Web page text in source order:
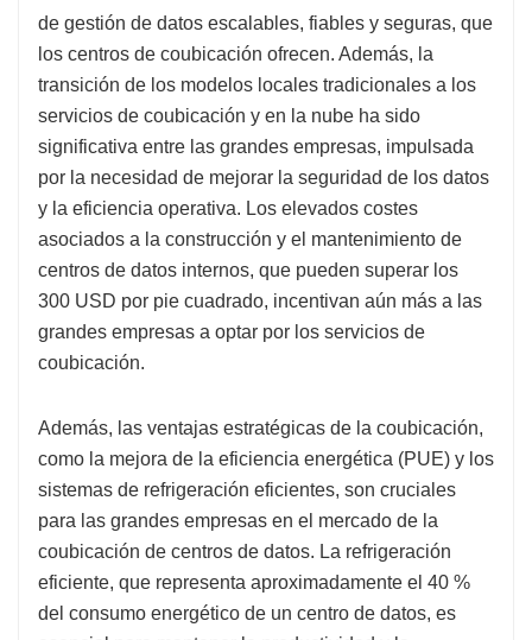
de gestión de datos escalables, fiables y seguras, que
los centros de coubicación ofrecen. Además, la
transición de los modelos locales tradicionales a los
servicios de coubicación y en la nube ha sido
significativa entre las grandes empresas, impulsada
por la necesidad de mejorar la seguridad de los datos
y la eficiencia operativa. Los elevados costes
asociados a la construcción y el mantenimiento de
centros de datos internos, que pueden superar los
300 USD por pie cuadrado, incentivan aún más a las
grandes empresas a optar por los servicios de
coubicación.
Además, las ventajas estratégicas de la coubicación,
como la mejora de la eficiencia energética (PUE) y los
sistemas de refrigeración eficientes, son cruciales
para las grandes empresas en el mercado de la
coubicación de centros de datos. La refrigeración
eficiente, que representa aproximadamente el 40 %
del consumo energético de un centro de datos, es